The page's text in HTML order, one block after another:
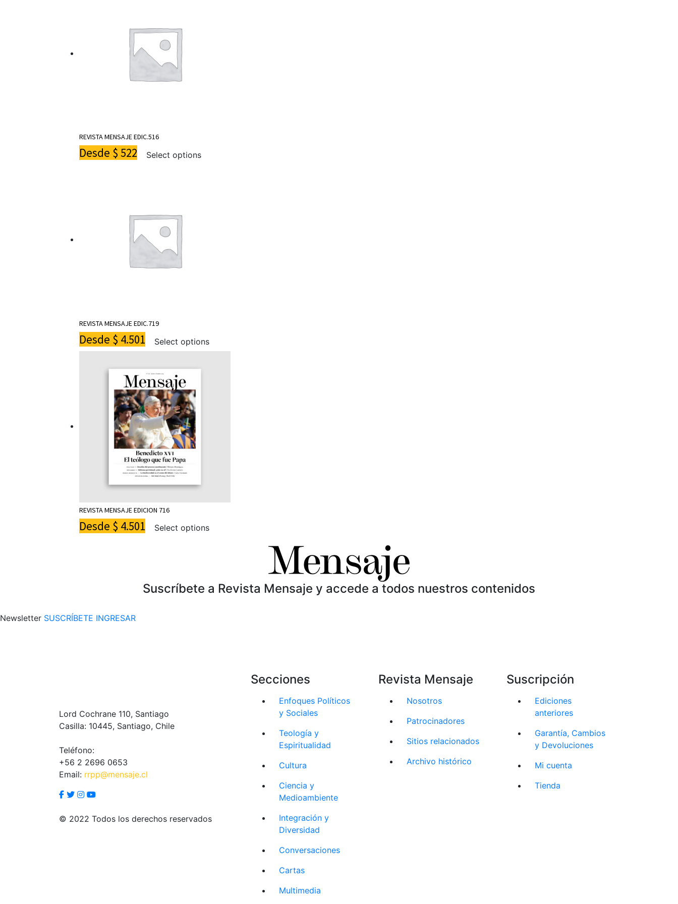
REVISTA MENSAJE EDIC.516
Desde $ 522 Select options
REVISTA MENSAJE EDIC.719
Desde $ 4.501 Select options
REVISTA MENSAJE EDICION 716
Desde $ 4.501 Select options
Suscríbete a Revista Mensaje y accede a todos nuestros contenidos
Newsletter SUSCRÍBETE INGRESAR
Lord Cochrane 110, Santiago
Casilla: 10445, Santiago, Chile
Teléfono:
+56 2 2696 0653
Email: rrpp@mensaje.cl
© 2022 Todos los derechos reservados
Secciones
Enfoques Políticos
y Sociales
Teología y
Espiritualidad
Cultura
Ciencia y
Medioambiente
Integración y
Diversidad
Conversaciones
Cartas
Multimedia
Revista Mensaje
Nosotros
Patrocinadores
Sitios relacionados
Archivo histórico
Suscripción
Ediciones
anteriores
Garantía, Cambios
y Devoluciones
Mi cuenta
Tienda